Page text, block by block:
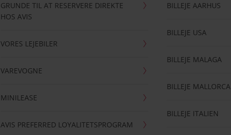
GRUNDE TIL AT RESERVERE DIREKTE
HOS AVIS
VORES LEJEBILER
VAREVOGNE
MINILEASE
AVIS PREFERRED LOYALITETSPROGRAM
BILLEJE AARHUS
BILLEJE USA
BILLEJE MALAGA
BILLEJE MALLORCA
BILLEJE ITALIEN